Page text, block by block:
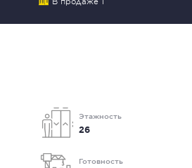
Этажность
26
Готовность